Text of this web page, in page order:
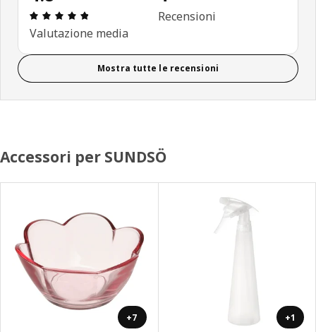
Recensione: 4.8 di 5 stelle. Recensioni totali: 4
Valutazione media
Recensioni
Mostra tutte le recensioni
Accessori per SUNDSÖ
+7 +1